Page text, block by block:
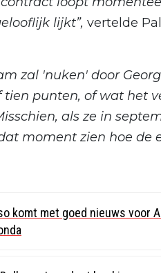
lijkt”, vertelde
zal 'nuken' door
tien punten, of wat het
als ze in
moment zien hoe de
komt met goed nieuws voor